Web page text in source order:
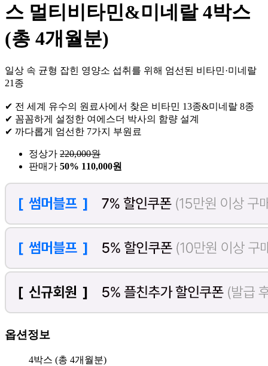
스 멀티비타민&미네랄 4박스
(총 4개월분)
일상 속 균형 잡힌 영양소 섭취를 위해 엄선된 비타민·미네랄
21종
✔ 전 세계 유수의 원료사에서 찾은 비타민 13종&미네랄 8종
✔ 꼼꼼하게 설정한 여에스더 박사의 함량 설계
✔ 까다롭게 엄선한 7가지 부원료
정상가 220,000원
판매가 50% 110,000원
옵션정보
4박스 (총 4개월분)